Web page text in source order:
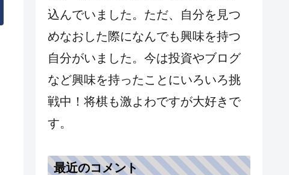
込んでいました。ただ、自分を見つ
めなおした際になんでも興味を持つ
自分がいました。今は投資やブログ
など興味を持ったことにいろいろ挑
戦中！将棋も激よわですが大好きで
す。
最近のコメント